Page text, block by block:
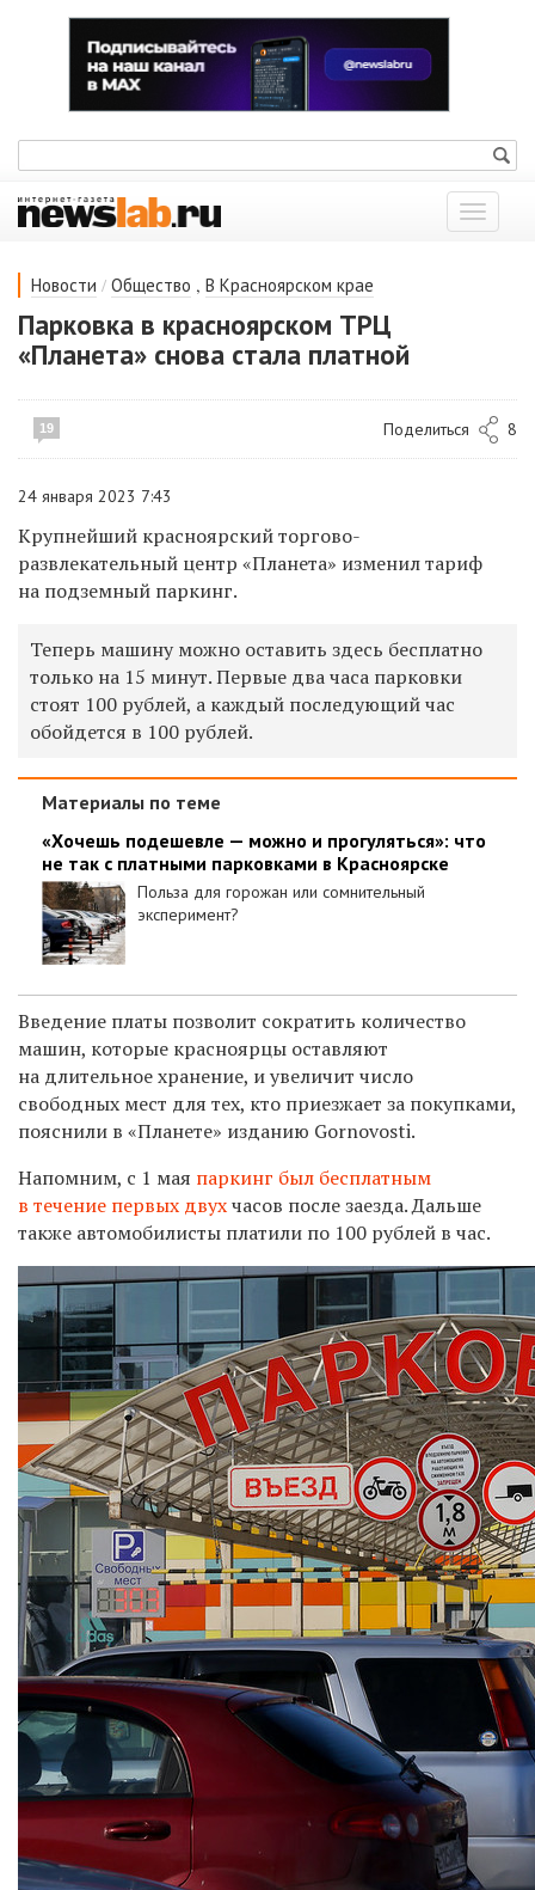
Показать
меню
Новости / Общество , В Красноярском крае
Парковка в красноярском ТРЦ
«Планета» снова стала платной
19 Поделиться 8
24 января 2023 7:43
Крупнейший красноярский торгово-
развлекательный центр «Планета» изменил тариф
на подземный паркинг.
Теперь машину можно оставить здесь бесплатно
только на 15 минут. Первые два часа парковки
стоят 100 рублей, а каждый последующий час
обойдется в 100 рублей.
Материалы по теме
«Хочешь подешевле — можно и прогуляться»: что
не так с платными парковками в Красноярске
Польза для горожан или сомнительный
эксперимент?
Введение платы позволит сократить количество
машин, которые красноярцы оставляют
на длительное хранение, и увеличит число
свободных мест для тех, кто приезжает за покупками,
пояснили в «Планете» изданию Gornovosti.
Напомним, с 1 мая паркинг был бесплатным
в течение первых двухчасов после заезда. Дальше
также автомобилисты платили по 100 рублей в час.